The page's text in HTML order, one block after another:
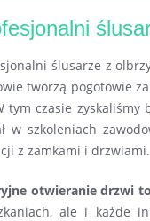
ślusarze z
tworzą pogotowie
tym czasie zyskaliśmy
w szkoleniach
z zamkami i drzwiami.
otwieranie drzwi
ale i każde